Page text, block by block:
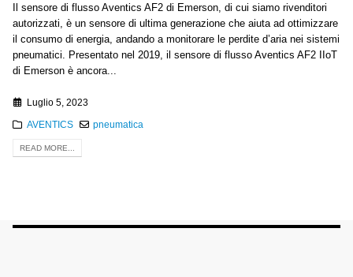
Il sensore di flusso Aventics AF2 di Emerson, di cui siamo rivenditori
autorizzati, è un sensore di ultima generazione che aiuta ad ottimizzare
il consumo di energia, andando a monitorare le perdite d’aria nei sistemi
pneumatici. Presentato nel 2019, il sensore di flusso Aventics AF2 IIoT
di Emerson è ancora...
Luglio 5, 2023
AVENTICS pneumatica
READ MORE...